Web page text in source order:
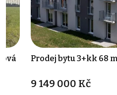
Prodej bytu 3+kk 68
9 149 000 Kč